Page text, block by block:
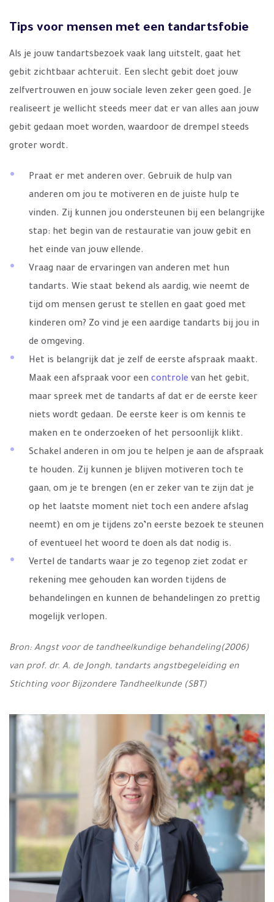
Tips voor mensen met een tandartsfobie
Als je jouw tandartsbezoek vaak lang uitstelt, gaat het
gebit zichtbaar achteruit. Een slecht gebit doet jouw
zelfvertrouwen en jouw sociale leven zeker geen goed. Je
realiseert je wellicht steeds meer dat er van alles aan jouw
gebit gedaan moet worden, waardoor de drempel steeds
groter wordt.
Praat er met anderen over. Gebruik de hulp van
anderen om jou te motiveren en de juiste hulp te
vinden. Zij kunnen jou ondersteunen bij een belangrijke
stap: het begin van de restauratie van jouw gebit en
het einde van jouw ellende.
Vraag naar de ervaringen van anderen met hun
tandarts. Wie staat bekend als aardig, wie neemt de
tijd om mensen gerust te stellen en gaat goed met
kinderen om? Zo vind je een aardige tandarts bij jou in
de omgeving.
Het is belangrijk dat je zelf de eerste afspraak maakt.
Maak een afspraak voor een controle van het gebit,
maar spreek met de tandarts af dat er de eerste keer
niets wordt gedaan. De eerste keer is om kennis te
maken en te onderzoeken of het persoonlijk klikt.
Schakel anderen in om jou te helpen je aan de afspraak
te houden. Zij kunnen je blijven motiveren toch te
gaan, om je te brengen (en er zeker van te zijn dat je
op het laatste moment niet toch een andere afslag
neemt) en om je tijdens zo’n eerste bezoek te steunen
of eventueel het woord te doen als dat nodig is.
Vertel de tandarts waar je zo tegenop ziet zodat er
rekening mee gehouden kan worden tijdens de
behandelingen en kunnen de behandelingen zo prettig
mogelijk verlopen.
Bron: Angst voor de tandheelkundige behandeling(2006)
van prof. dr. A. de Jongh, tandarts angstbegeleiding en
Stichting voor Bijzondere Tandheelkunde (SBT)